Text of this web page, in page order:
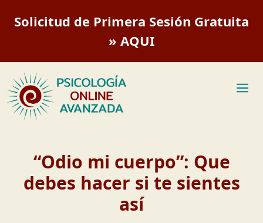
Solicitud de Primera Sesión Gratuita
» AQUI
“Odio mi cuerpo”: Que
debes hacer si te sientes
así